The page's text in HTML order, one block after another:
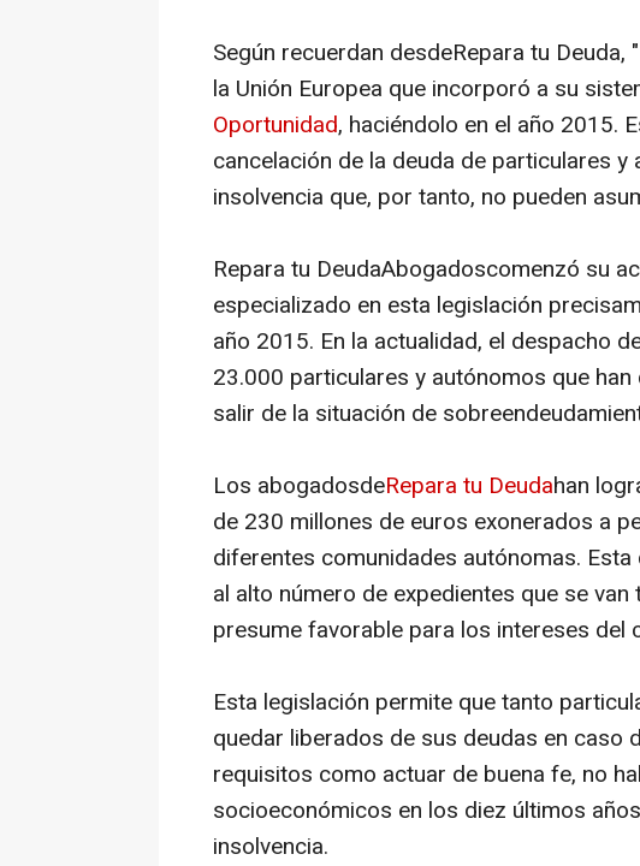
Según recuerdan desdeRepara tu
la Unión Europea que incorporó a su
Oportunidad, haciéndolo en el año 2015.
cancelación de la deuda de particulares
insolvencia que, por tanto, no pueden
Repara tu DeudaAbogadoscomenzó su
especializado en esta legislación
año 2015. En la actualidad, el despacho
23.000 particulares y autónomos que
salir de la situación de
Los abogadosdeRepara tu Deudahan
de 230 millones de euros exonerados a
diferentes comunidades autónomas.
al alto número de expedientes que se
presume favorable para los intereses del
Esta legislación permite que tanto
quedar liberados de sus deudas en caso
requisitos como actuar de buena fe, no
socioeconómicos en los diez últimos
insolvencia.